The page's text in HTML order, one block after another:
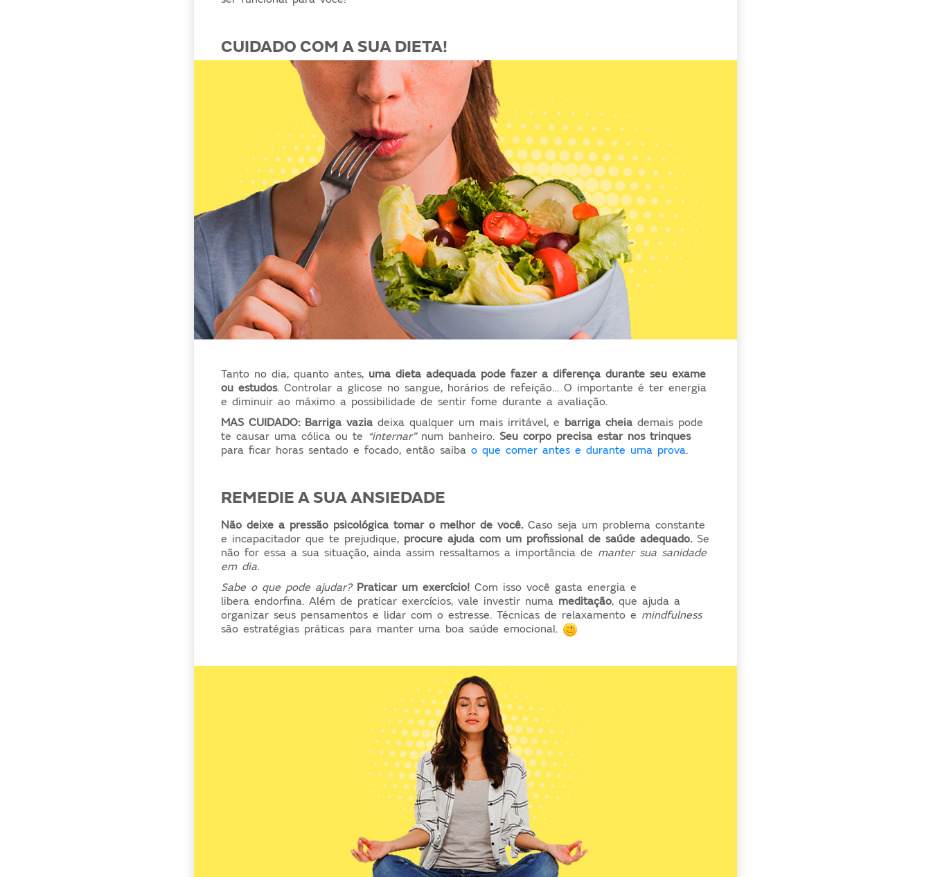
CUIDADO COM A SUA DIETA!
Tanto no dia, quanto antes, uma dieta adequada pode fazer a diferença durante seu exame
ou estudos. Controlar a glicose no sangue, horários de refeição… O importante é ter energia
e diminuir ao máximo a possibilidade de sentir fome durante a avaliação.
MAS CUIDADO: Barriga vazia deixa qualquer um mais irritável, e barriga cheia demais pode
te causar uma cólica ou te “internar”num banheiro.Seu corpo precisa estar nos trinques
para ficar horas sentado e focado, então saibao que comer antes e durante uma prova.
REMEDIE A SUA ANSIEDADE
Não deixe a pressão psicológica tomar o melhor de você.Caso seja um problema constante
e incapacitador que te prejudique, procure ajuda com um profissional de saúde adequado.Se
não for essa a sua situação, ainda assim ressaltamos a importância de manter sua sanidade
em dia.
Sabe o que pode ajudar? Praticar um exercício!Com isso você gasta energia e
libera endorfina. Além de praticar exercícios, vale investir numa meditação, que ajuda a
organizar seus pensamentos e lidar com o estresse. Técnicas de relaxamento e mindfulness
são estratégias práticas para manter uma boa saúde emocional.